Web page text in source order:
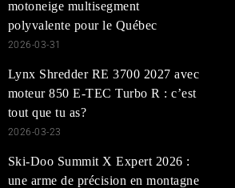
motoneige multisegment
polyvalente pour le Québec
2026-03-31
Lynx Shredder RE 3700 2027 avec
moteur 850 E-TEC Turbo R : c’est
tout que tu as?
2026-03-23
Ski-Doo Summit X Expert 2026 :
une arme de précision en montagne